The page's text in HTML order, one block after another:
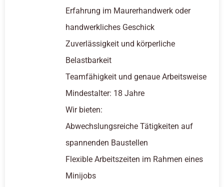
Erfahrung im Maurerhandwerk oder
handwerkliches Geschick
Zuverlässigkeit und körperliche
Belastbarkeit
Teamfähigkeit und genaue Arbeitsweise
Mindestalter: 18 Jahre
Wir bieten:
Abwechslungsreiche Tätigkeiten auf
spannenden Baustellen
Flexible Arbeitszeiten im Rahmen eines
Minijobs